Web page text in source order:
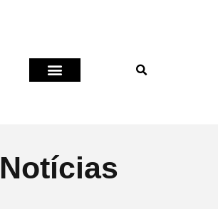
Notícias